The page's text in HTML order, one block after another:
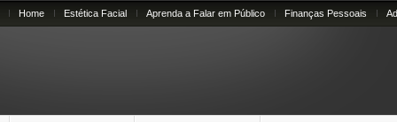
Home Estética Facial Aprenda a Falar em Público Finanças Pessoais